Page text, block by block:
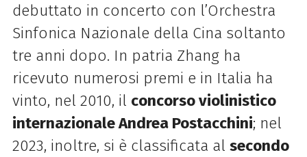
debuttato in concerto con l’Orchestra
Sinfonica Nazionale della Cina soltanto
tre anni dopo. In patria Zhang ha
ricevuto numerosi premi e in Italia ha
vinto, nel 2010, il concorso violinistico
internazionale Andrea Postacchini; nel
2023, inoltre, si è classificata al secondo